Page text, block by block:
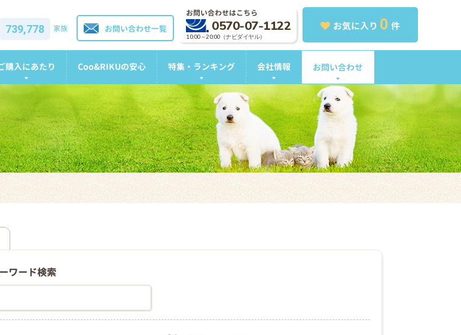
お気に入り 0 件
お問い合わせはこちら
0570-07-1122
10:00～20:00（ナビダイヤル）
お問い合わせ一覧
739,778 家族
購入にあたり Coo&RIKUの安心 特集・ランキング 会社情報 お問い合わせ
ワード検索